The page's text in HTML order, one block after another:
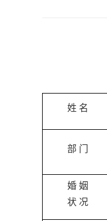
姓 名
部 门
婚 姻
状 况